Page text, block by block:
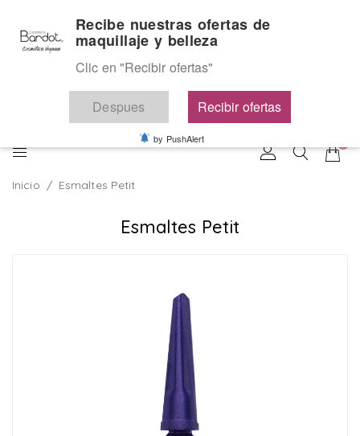
contenido
Cosmética Vegana
Favoritos
Inicio / Esmaltes Petit
Esmaltes Petit
Recibe nuestras ofertas de
maquillaje y belleza
Clic en "Recibir ofertas"
Despues Recibir ofertas
by PushAlert